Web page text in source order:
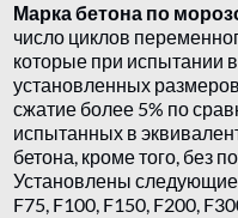
Марка бетона по
число циклов
которые при испытании
установленных
сжатие более 5% по
испытанных в
бетона, кроме того, без
Установлены следующие
F75, F100, F150, F200,